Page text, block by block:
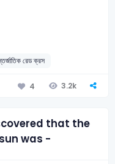
রেড ক্রস
4 3.2k
that the
was -